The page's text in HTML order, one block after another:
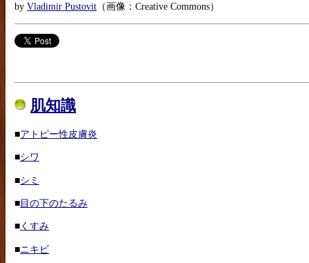
by Vladimir Pustovit （画像：Creative Commons）
肌知識
■アトピー性皮膚炎
■シワ
■シミ
■目の下のたるみ
■くすみ
■ニキビ